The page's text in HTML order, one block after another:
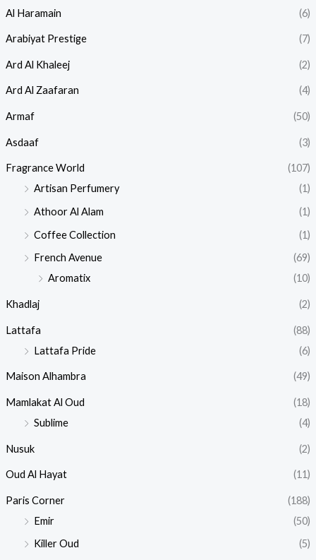
Al Haramain (6)
Arabiyat Prestige (7)
Ard Al Khaleej (2)
Ard Al Zaafaran (4)
Armaf (50)
Asdaaf (3)
Fragrance World
(107)
Artisan Perfumery
(1)
Athoor Al Alam
(1)
Coffee Collection
(1)
French Avenue
(69)
Aromatix
(10)
Khadlaj (2)
Lattafa
(88)
Lattafa Pride
(6)
Maison Alhambra (49)
Mamlakat Al Oud
(18)
Sublime
(4)
Nusuk (2)
Oud Al Hayat (11)
Paris Corner
(188)
Emir
(50)
Killer Oud
(5)